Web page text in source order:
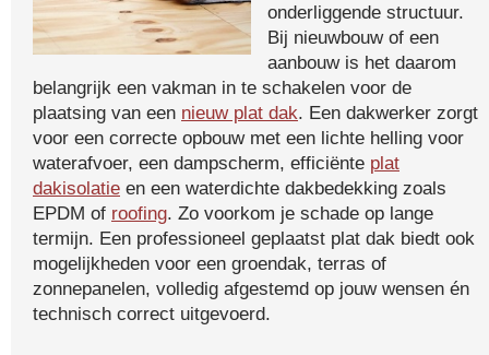
onderliggende structuur.
Bij nieuwbouw of een
aanbouw is het daarom
belangrijk een vakman in te schakelen voor de
plaatsing van een nieuw plat dak. Een dakwerker zorgt
voor een correcte opbouw met een lichte helling voor
waterafvoer, een dampscherm, efficiënte plat
dakisolatie en een waterdichte dakbedekking zoals
EPDM of roofing. Zo voorkom je schade op lange
termijn. Een professioneel geplaatst plat dak biedt ook
mogelijkheden voor een groendak, terras of
zonnepanelen, volledig afgestemd op jouw wensen én
technisch correct uitgevoerd.